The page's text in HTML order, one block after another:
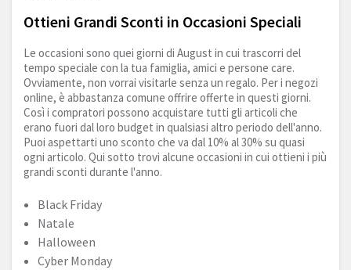
Ottieni Grandi Sconti in Occasioni Speciali
Le occasioni sono quei giorni di August in cui trascorri del
tempo speciale con la tua famiglia, amici e persone care.
Ovviamente, non vorrai visitarle senza un regalo. Per i negozi
online, è abbastanza comune offrire offerte in questi giorni.
Così i compratori possono acquistare tutti gli articoli che
erano fuori dal loro budget in qualsiasi altro periodo dell'anno.
Puoi aspettarti uno sconto che va dal 10% al 30% su quasi
ogni articolo. Qui sotto trovi alcune occasioni in cui ottieni i più
grandi sconti durante l'anno.
Black Friday
Natale
Halloween
Cyber Monday